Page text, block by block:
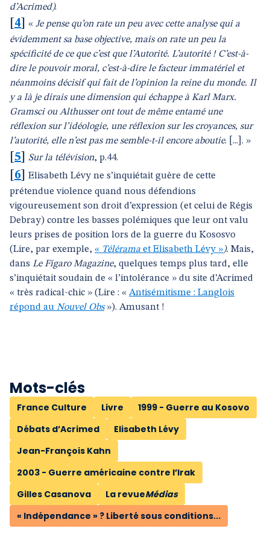
d’Acrimed).
4 « Je pense qu’on rate un peu avec cette analyse qui a
évidemment sa base objective, mais on rate un peu la
spécificité de ce que c’est que l’Autorité. L’autorité ! C’est-à-
dire le pouvoir moral, c’est-à-dire le facteur immatériel et
néanmoins décisif qui fait de l’opinion la reine du monde. Il
y a là je dirais une dimension qui échappe à Karl Marx.
Gramsci ou Althusser ont tout de même entamé une
réflexion sur l’idéologie, une réflexion sur les croyances, sur
l’autorité, elle n’est pas me semble-t-il encore aboutie. [...]. »
5 Sur la télévision, p.44.
6
Elisabeth Lévy ne s’inquiétait guère de cette
prétendue violence quand nous défendions
vigoureusement son droit d’expression (et celui de Régis
Debray) contre les basses polémiques que leur ont valu
leurs prises de position lors de la guerre du Kososvo
(Lire, par exemple, « Télérama et Elisabeth Lévy »). Mais,
dans Le Figaro Magazine, quelques temps plus tard, elle
s’inquiétait soudain de « l’intolérance » du site d’Acrimed
« très radical-chic » (Lire : « Antisémitisme : Langlois
répond au Nouvel Obs»). Amusant !
Mots-clés
France Culture Livre
1999 - Guerre au Kosovo
Débats d’Acrimed
Elisabeth Lévy
Jean-François Kahn
2003 - Guerre américaine contre l’Irak
Gilles Casanova
La revueMédias
« Indépendance » ? Liberté sous conditions...